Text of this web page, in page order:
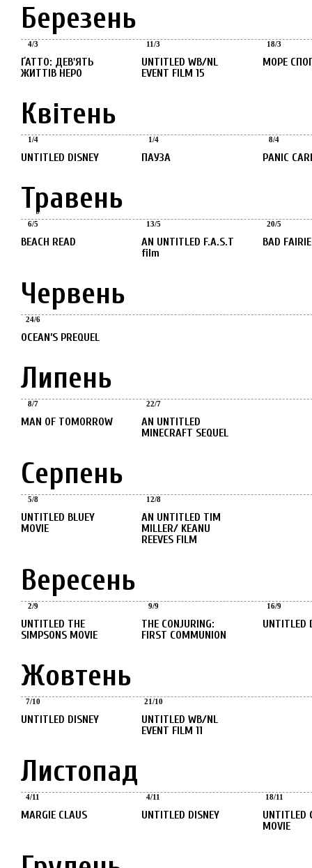
Березень
4/3
ҐАТТО: ДЕВ'ЯТЬ
ЖИТТІВ НЕРО
11/3
UNTITLED WB/NL
EVENT FILM 15
18/3
МОРЕ
Квітень
1/4
UNTITLED DISNEY
1/4
ПАУЗА
8/4
PANIC
Травень
Травень
6/5
BEACH READ
13/5
AN UNTITLED F.A.S.T
film
20/5
BAD
Червень
24/6
OCEAN’S PREQUEL
Липень
8/7
MAN OF TOMORROW
22/7
AN UNTITLED
MINECRAFT SEQUEL
Серпень
5/8
UNTITLED BLUEY
MOVIE
12/8
AN UNTITLED TIM
MILLER/ KEANU
REEVES FILM
Вересень
2/9
UNTITLED THE
SIMPSONS MOVIE
9/9
THE CONJURING:
FIRST COMMUNION
16/9
UNTITLED
Жовтень
7/10
UNTITLED DISNEY
21/10
UNTITLED WB/NL
EVENT FILM 11
Листопад
4/11
MARGIE CLAUS
4/11
UNTITLED DISNEY
18/11
UNTITLED GREMLINS
MOVIE